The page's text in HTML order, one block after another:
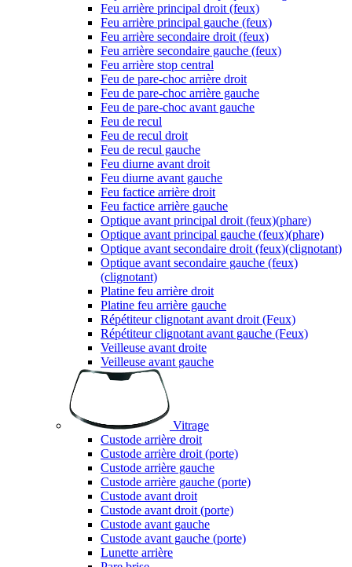
Feu arrière principal droit (feux)
Feu arrière principal gauche (feux)
Feu arrière secondaire droit (feux)
Feu arrière secondaire gauche (feux)
Feu arrière stop central
Feu de pare-choc arrière droit
Feu de pare-choc arrière gauche
Feu de pare-choc avant gauche
Feu de recul
Feu de recul droit
Feu de recul gauche
Feu diurne avant droit
Feu diurne avant gauche
Feu factice arrière droit
Feu factice arrière gauche
Optique avant principal droit (feux)(phare)
Optique avant principal gauche (feux)(phare)
Optique avant secondaire droit (feux)(clignotant)
Optique avant secondaire gauche (feux)
(clignotant)
Platine feu arrière droit
Platine feu arrière gauche
Répétiteur clignotant avant droit (Feux)
Répétiteur clignotant avant gauche (Feux)
Veilleuse avant droite
Veilleuse avant gauche
Vitrage
Custode arrière droit
Custode arrière droit (porte)
Custode arrière gauche
Custode arrière gauche (porte)
Custode avant droit
Custode avant droit (porte)
Custode avant gauche
Custode avant gauche (porte)
Lunette arrière